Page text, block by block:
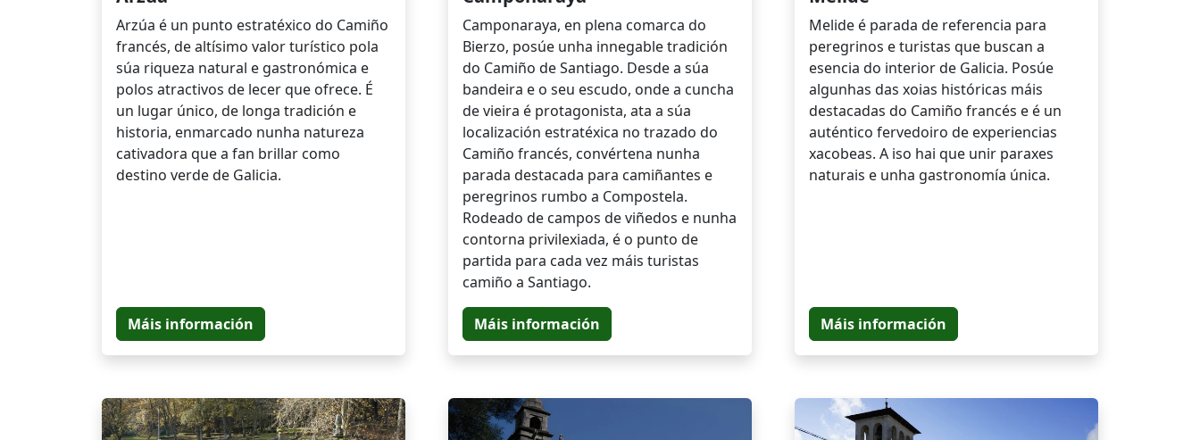
Arzúa é un punto estratéxico do Camiño
francés, de altísimo valor turístico pola
súa riqueza natural e gastronómica e
polos atractivos de lecer que ofrece. É
un lugar único, de longa tradición e
historia, enmarcado nunha natureza
cativadora que a fan brillar como
destino verde de Galicia.
Máis información
Camponaraya, en plena comarca do
Bierzo, posúe unha innegable tradición
do Camiño de Santiago. Desde a súa
bandeira e o seu escudo, onde a cuncha
de vieira é protagonista, ata a súa
localización estratéxica no trazado do
Camiño francés, convértena nunha
parada destacada para camiñantes e
peregrinos rumbo a Compostela.
Rodeado de campos de viñedos e nunha
contorna privilexiada, é o punto de
partida para cada vez máis turistas
camiño a Santiago.
Máis información
Melide é parada de referencia para
peregrinos e turistas que buscan a
esencia do interior de Galicia. Posúe
algunhas das xoias históricas máis
destacadas do Camiño francés e é un
auténtico fervedoiro de experiencias
xacobeas. A iso hai que unir paraxes
naturais e unha gastronomía única.
Máis información